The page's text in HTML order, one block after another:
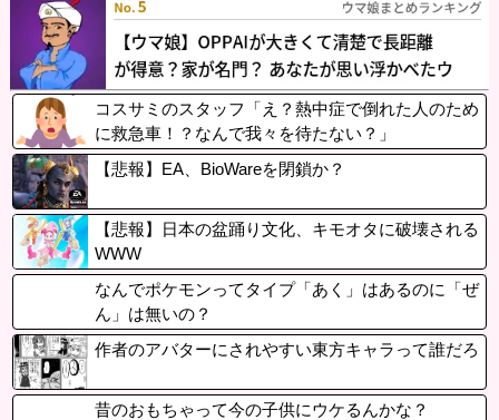
コスサミのスタッフ「え？熱中症で倒れた人のため
に救急車！？なんで我々を待たない？」
【悲報】EA、BioWareを閉鎖か？
【悲報】日本の盆踊り文化、キモオタに破壊される
WWW
なんでポケモンってタイプ「あく」はあるのに「ぜ
ん」は無いの？
作者のアバターにされやすい東方キャラって誰だろ
昔のおもちゃって今の子供にウケるんかな？